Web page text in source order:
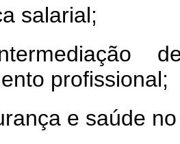
salarial;
profissional;
e saúde